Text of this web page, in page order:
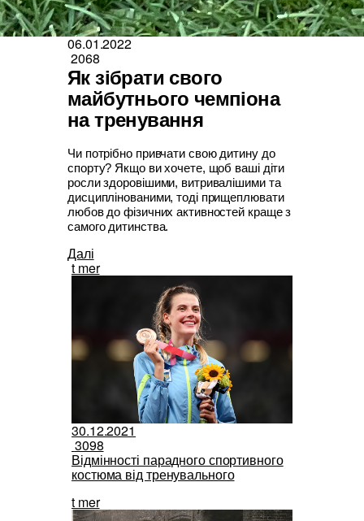
06.01.2022
2068
Як зібрати свого
майбутнього чемпіона
на тренування
Чи потрібно привчати свою дитину до
спорту? Якщо ви хочете, щоб ваші діти
росли здоровішими, витривалішими та
дисциплінованими, тоді прищеплювати
любов до фізичних активностей краще з
самого дитинства.
Далі
t mer
30.12.2021
3098
Відмінності парадного спортивного
костюма від тренувального
t mer